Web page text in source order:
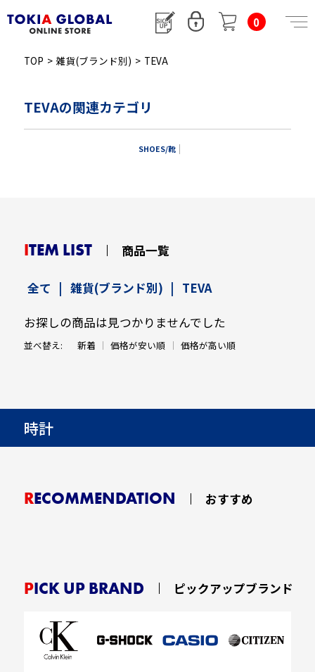
0
TOP > 雑貨(ブランド別) > TEVA
TEVAの関連カテゴリ
SHOES/靴
ITEM LIST 商品一覧
全て | 雑貨(ブランド別) | TEVA
お探しの商品は見つかりませんでした
並べ替え: 新着 価格が安い順 価格が高い順
時計
RECOMMENDATION おすすめ
PICK UP BRAND ピックアップブランド